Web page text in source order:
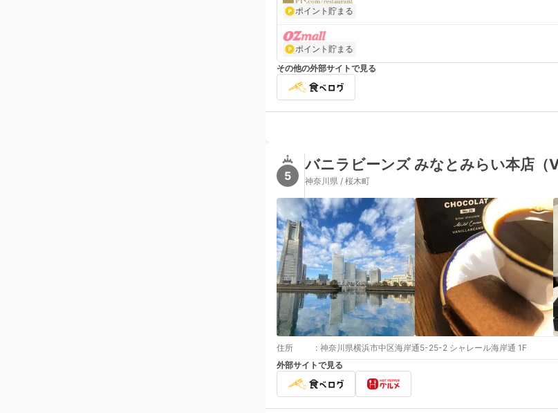
ポイント貯まる
ポイント貯まる
その他の外部サイトで見る
5
バニラビーンズ みなとみらい本店（
神奈川県 / 桜木町
住所 : 神奈川県横浜市中区海岸通5-25-2 シャレール海岸通 1F
外部サイトで見る